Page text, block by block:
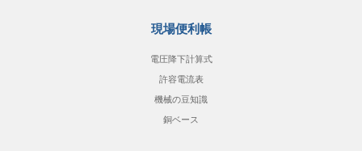
現場便利帳
電圧降下計算式
許容電流表
機械の豆知識
銅ベース